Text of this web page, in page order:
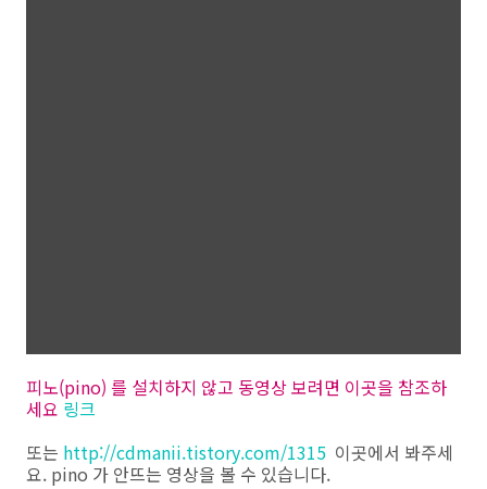
피노(pino) 를 설치하지 않고 동영상 보려면 이곳을 참조하
세요 링크
또는 http://cdmanii.tistory.com/1315 이곳에서 봐주세
요. pino 가 안뜨는 영상을 볼 수 있습니다.